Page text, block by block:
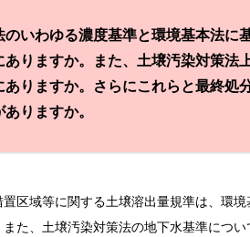
のいわゆる濃度基準と環境基本法
ありますか。また、土壌汚染対策法
ありますか。さらにこれらと最終処
りますか。
区域等に関する土壌溶出量規準は、環
た、土壌汚染対策法の地下水基準につ